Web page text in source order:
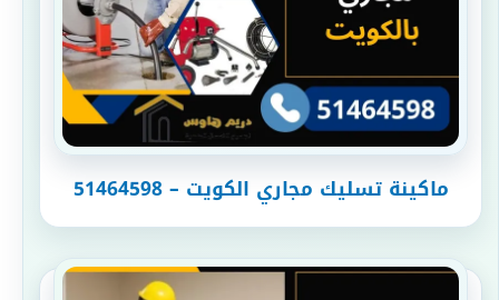
ماكينة تسليك مجاري الكويت – 51464598